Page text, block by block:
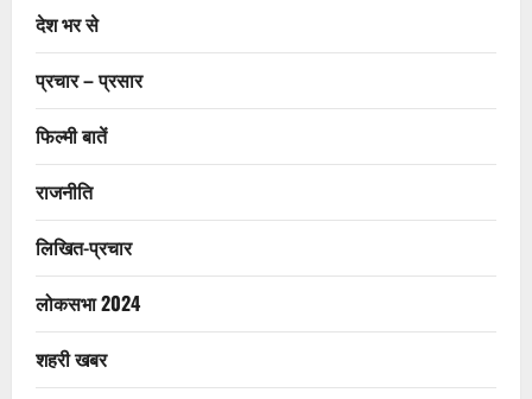
देश भर से
प्रचार – प्रसार
फिल्मी बातें
राजनीति
लिखित-प्रचार
लोकसभा 2024
शहरी खबर